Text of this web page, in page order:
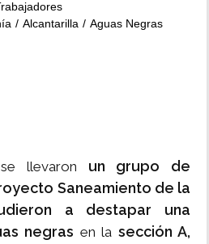
Alcantarilla Aguas Negras
llevaron un grupo de
Saneamiento de la
a destapar una
negras en la sección A,